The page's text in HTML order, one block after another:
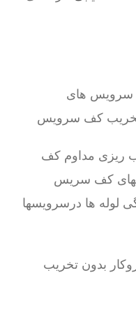
سرویس های
تخریب کف سرویس
ریزی مداوم کف
کف سریس
لوله ها درسرویسها